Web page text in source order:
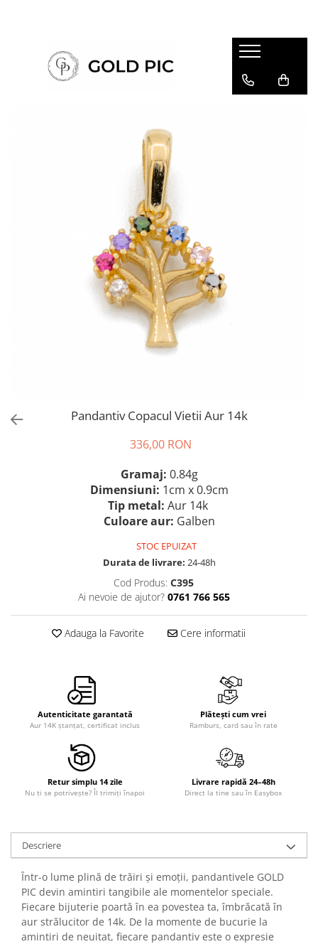
Pandantiv Copacul Vietii Aur 14k
336,00 RON
Gramaj: 0.84g
Dimensiuni: 1cm x 0.9cm
Tip metal: Aur 14k
Culoare aur: Galben
STOC EPUIZAT
Durata de livrare: 24-48h
Cod Produs: C395
Ai nevoie de ajutor? 0761 766 565
Adauga la Favorite Cere informatii
Autenticitate garantată
Aur 14K ștanțat, certificat inclus
Plătești cum vrei
Ramburs, card sau în rate
Retur simplu 14 zile
Nu ți se potrivește? Îl trimiți înapoi
Livrare rapidă 24–48h
Direct la tine sau în Easybox
Descriere
Într-o lume plină de trăiri și emoții, pandantivele GOLD
PIC devin amintiri tangibile ale momentelor speciale.
Fiecare bijuterie poartă în ea povestea ta, îmbrăcată în
aur strălucitor de 14k. De la momente de bucurie la
amintiri de neuitat, fiecare pandantiv este o expresie